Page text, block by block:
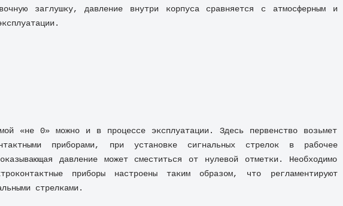
заглушку, давление внутри корпуса сравняется с атмосферным и
«не 0» можно и в процессе эксплуатации. Здесь первенство возьмет
приборами, при установке сигнальных стрелок в рабочее
давление может сместиться от нулевой отметки. Необходимо
приборы настроены таким образом, что регламентируют
стрелками.